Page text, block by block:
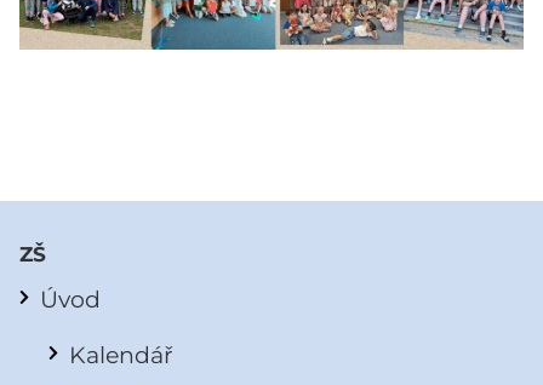
ZŠ
Úvod
Kalendář